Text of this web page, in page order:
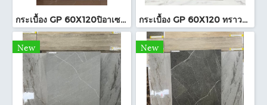
กระเบื้อง GP 60X120ปิอาเซนซ่า แซนด์ (HYG)NAT R/TPM กระเบื้อง GP 60X120 ทราวาทีน เทา (POL)ตัดขอบ PM
New New